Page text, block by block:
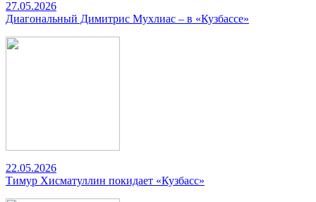
27.05.2026
Диагональный Димитрис Мухлиас – в «Кузбассе»
22.05.2026
Тимур Хисматуллин покидает «Кузбасс»